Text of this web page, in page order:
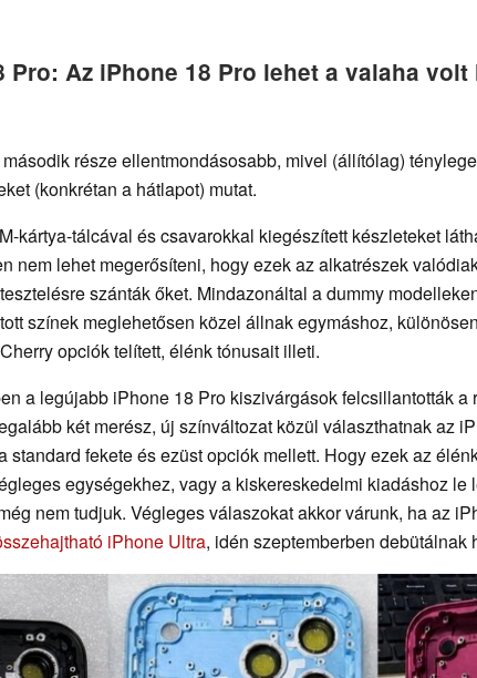
Pro: Az iPhone 18 Pro lehet a valaha
része ellentmondásosabb, mivel (állítólag)
(konkrétan a hátlapot) mutat.
kártya-tálcával és csavarokkal kiegészített készleteket
nem lehet megerősíteni, hogy ezek az alkatrészek
szánták őket. Mindazonáltal a dummy
színek meglehetősen közel állnak egymáshoz,
opciók telített, élénk tónusait illeti.
a legújabb iPhone 18 Pro kiszivárgások felcsillantották a
két merész, új színváltozat közül választhatnak az
standard fekete és ezüst opciók mellett. Hogy ezek az
egységekhez, vagy a kiskereskedelmi kiadáshoz le
nem tudjuk. Végleges válaszokat akkor várunk, ha az
iPhone Ultra, idén szeptemberben debütálnak